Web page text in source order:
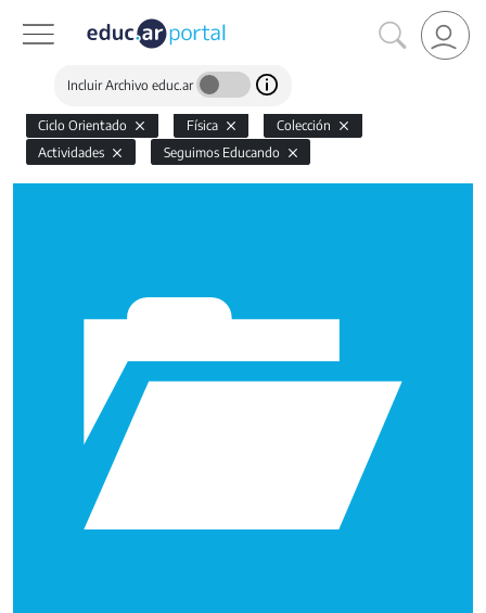
Incluir Archivo educ.ar
Ciclo Orientado Física
Colección
Actividades
Seguimos Educando